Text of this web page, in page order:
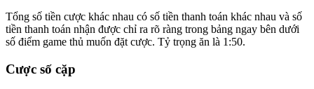
Tổng số tiền cược khác nhau có số tiền thanh toán khác nhau và số
tiền thanh toán nhận được chỉ ra rõ ràng trong bảng ngay bên dưới
số điểm game thủ muốn đặt cược. Tỷ trọng ăn là 1:50.
Cược số cặp